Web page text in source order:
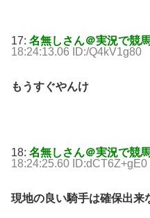
17: 名無しさん＠実況で競
18:24:13.06 ID:/Q4kV1g80
もうすぐやんけ
18: 名無しさん＠実況で競
18:24:25.60 ID:dCT6Z+gE0
現地の良い騎手は確保出来